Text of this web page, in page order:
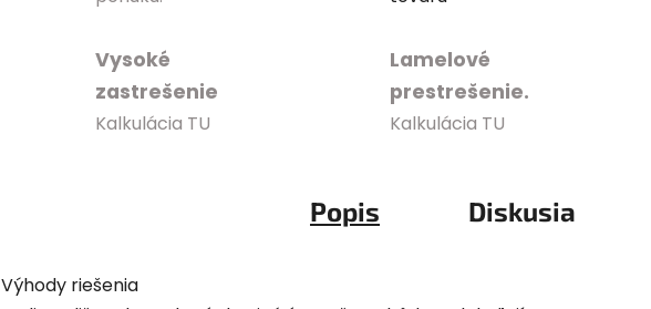
Vysoké
zastrešenie
Kalkulácia TU
Lamelové
prestrešenie.
Kalkulácia TU
Popis Diskusia
Výhody riešenia